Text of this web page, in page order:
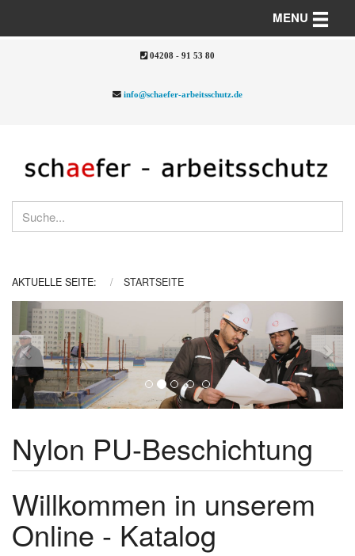
04208 - 91 53 80
info@schaefer-arbeitsschutz.de
MENU Toggle
AKTUELLE SEITE: STARTSEITE
Previous
Nylon PU-Beschichtung
Willkommen in unserem
Online - Katalog